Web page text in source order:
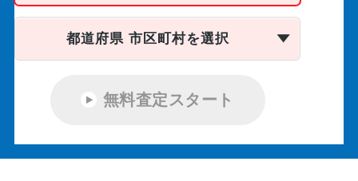
都道府県 市区町村を選択
無料査定スタート